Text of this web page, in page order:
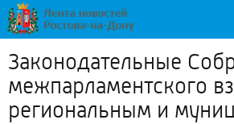
Законодательные
межпарламентского
региональным и